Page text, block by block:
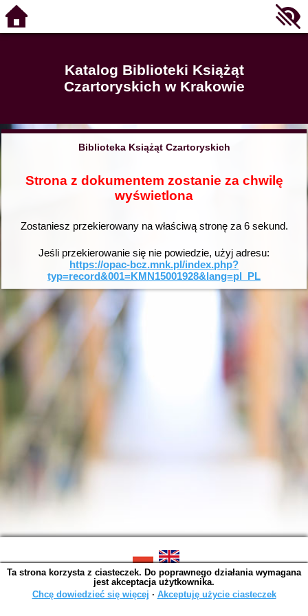
Katalog Biblioteki Książąt
Czartoryskich w Krakowie
Biblioteka Książąt Czartoryskich
Strona z dokumentem zostanie za chwilę
wyświetlona
Zostaniesz przekierowany na właściwą stronę za 6sekund.
Jeśli przekierowanie się nie powiedzie, użyj adresu:
https://opac-bcz.mnk.pl/index.php?
typ=record&001=KMN15001928&lang=pl_PL
SOWA OPAC v. 6.11.10 (2026-07-24)
Wygenerowano w 0,0014 s.
Ta strona korzysta z ciasteczek. Do poprawnego działania wymagana
jest akceptacja użytkownika.
Chcę dowiedzieć się więcej ∙ Akceptuję użycie ciasteczek